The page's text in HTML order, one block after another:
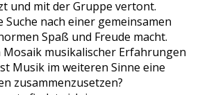
und mit der Gruppe vertont.
Suche nach einer gemeinsamen
Spaß und Freude macht.
musikalischer Erfahrungen
Musik im weiteren Sinne eine
zusammenzusetzen?